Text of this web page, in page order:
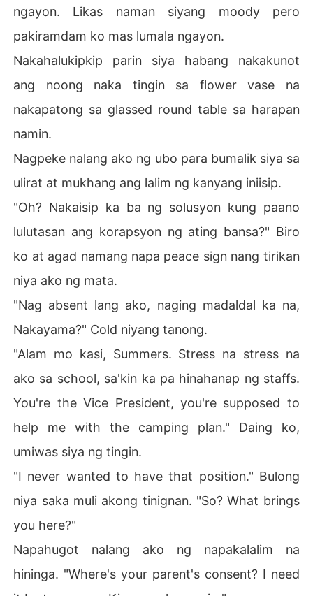
ngayon. Likas naman siyang moody pero
pakiramdam ko mas lumala ngayon.
Nakahalukipkip parin siya habang nakakunot
ang noong naka tingin sa flower vase na
nakapatong sa glassed round table sa harapan
namin.
Nagpeke nalang ako ng ubo para bumalik siya sa
ulirat at mukhang ang lalim ng kanyang iniisip.
"Oh? Nakaisip ka ba ng solusyon kung paano
lulutasan ang korapsyon ng ating bansa?" Biro
ko at agad namang napa peace sign nang tirikan
niya ako ng mata.
"Nag absent lang ako, naging madaldal ka na,
Nakayama?" Cold niyang tanong.
"Alam mo kasi, Summers. Stress na stress na
ako sa school, sa'kin ka pa hinahanap ng staffs.
You're the Vice President, you're supposed to
help me with the camping plan." Daing ko,
umiwas siya ng tingin.
"I never wanted to have that position." Bulong
niya saka muli akong tinignan. "So? What brings
you here?"
Napahugot nalang ako ng napakalalim na
hininga. "Where's your parent's consent? I need